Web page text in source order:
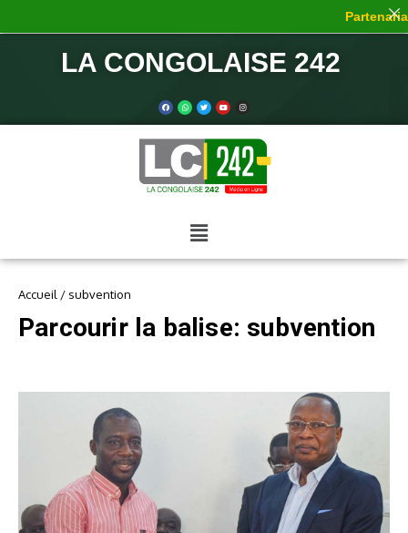
LA CONGOLAISE 242
Accueil / subvention
Parcourir la balise: subvention